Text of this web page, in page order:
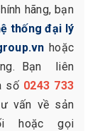
hãng, bạn
thống đại lý
hoặc
Bạn liên
số 0243 733
vấn về sản
hoặc gọi